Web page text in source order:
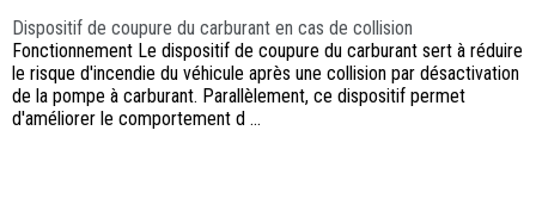
Dispositif de coupure du carburant en cas de collision
Fonctionnement Le dispositif de coupure du carburant sert à réduire
le risque d'incendie du véhicule après une collision par désactivation
de la pompe à carburant. Parallèlement, ce dispositif permet
d'améliorer le comportement d ...